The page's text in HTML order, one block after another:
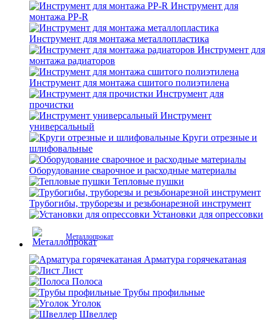
Инструмент для
монтажа PP-R
Инструмент для монтажа металлопластика
Инструмент для
монтажа радиаторов
Инструмент для монтажа сшитого полиэтилена
Инструмент для
прочистки
Инструмент
универсальный
Круги отрезные и
шлифовальные
Оборудование сварочное и расходные материалы
Тепловые пушки
Трубогибы, труборезы и резьбонарезной инструмент
Установки для опрессовки
Металлопрокат
Арматура горячекатаная
Лист
Полоса
Трубы профильные
Уголок
Швеллер